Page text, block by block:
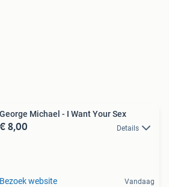
George Michael - I Want Your Sex
€ 8,00 Details
Bezoek website Vandaag